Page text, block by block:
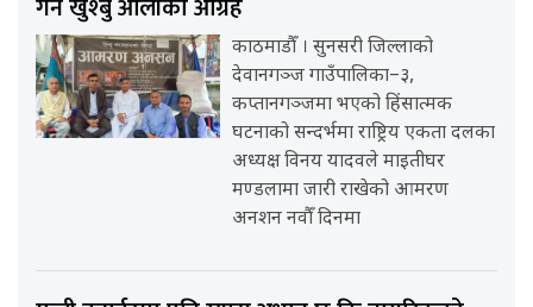
गर्न खुश्बु ओलीको आग्रह
काठमाडौँ । सुनसरी जिल्लाको
देवानगञ्ज गाउँपालिका–३,
कप्तानगञ्जमा भएको हिंसात्मक
घटनाको सन्दर्भमा राष्ट्रिय एकता दलका
अध्यक्ष विनय यादवले माइतीघर
मण्डलामा जारी राखेको आमरण
अनशन नवौँ दिनमा